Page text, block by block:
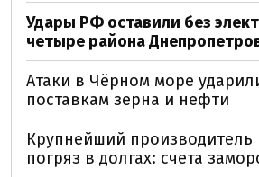
Удары РФ оставили без
четыре района
Атаки в Чёрном море
поставкам зерна и нефти
Крупнейший
погряз в долгах: счета